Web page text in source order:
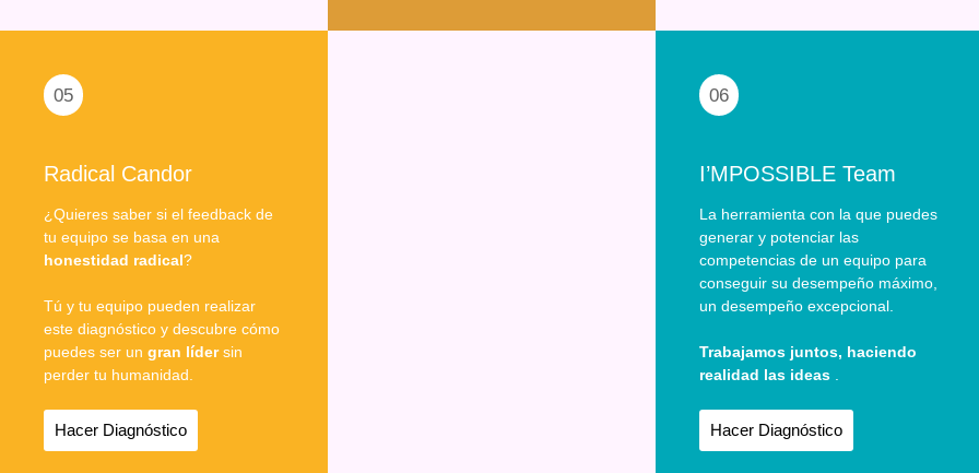
05
Radical Candor
¿Quieres saber si el feedback de
tu equipo se basa en una
honestidad radical?
Tú y tu equipo pueden realizar
este diagnóstico y descubre cómo
puedes ser un gran lídersin
perder tu humanidad.
Hacer Diagnóstico
06
I’MPOSSIBLE Team
La herramienta con la que puedes
generar y potenciar las
competencias de un equipo para
conseguir su desempeño máximo,
un desempeño excepcional.
Trabajamos juntos, haciendo
realidad las ideas
Hacer Diagnóstico